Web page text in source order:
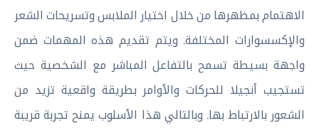
الاهتمام بمظهرها من خلال اختيار الملابس وتسريحات الشعر
والإكسسوارات المختلفة. ويتم تقديم هذه المهمات ضمن
واجهة بسيطة تسمح بالتفاعل المباشر مع الشخصية حيث
تستجيب أنجيلا للحركات والأوامر بطريقة واقعية تزيد من
الشعور بالارتباط بها. وبالتالي هذا الأسلوب يمنح تجربة قريبة